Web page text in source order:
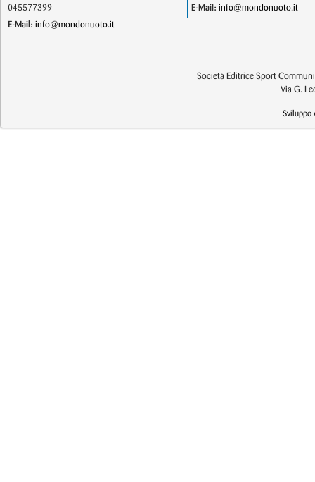
045577399
E-Mail: info@mondonuoto.it
E-Mail: info@mondonuoto.it
Società Editrice Sport
Via G.
Sviluppo